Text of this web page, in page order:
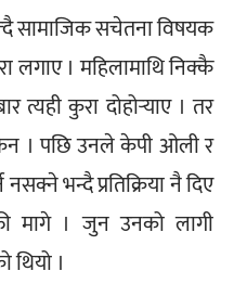
सामाजिक सचेतना विषयक
लगाए । महिलामाथि निक्कै
त्यही कुरा दोहोर्‍याए । तर
। पछि उनले केपी ओली र
भन्दै प्रतिक्रिया नै दिए
मागे । जुन उनको लागी
थियो ।